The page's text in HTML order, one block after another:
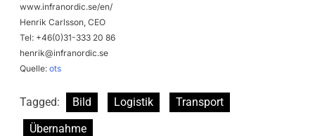
www.infranordic.se/en/
Henrik Carlsson, CEO
Tel: +46(0)31-333 20 86
henrik@infranordic.se
Quelle: ots
Tagged: Bild Logistik
Transport
Übernahme